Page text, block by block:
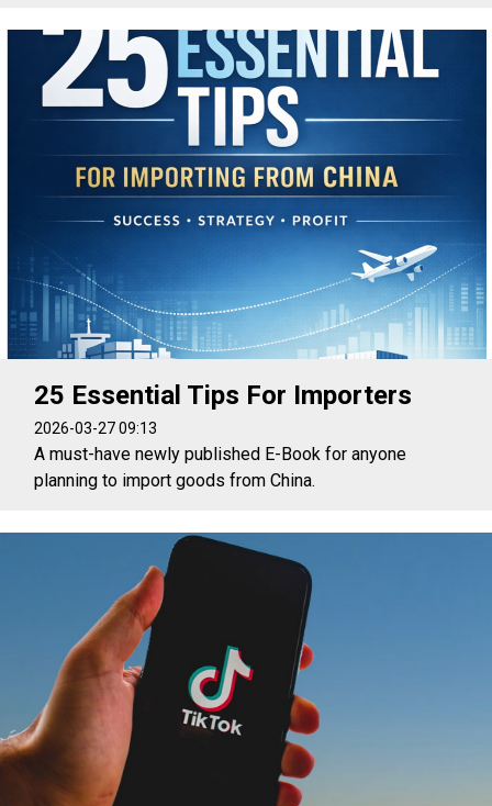
25 Essential Tips For Importers
2026-03-27 09:13
A must-have newly published E-Book for anyone
planning to import goods from China.